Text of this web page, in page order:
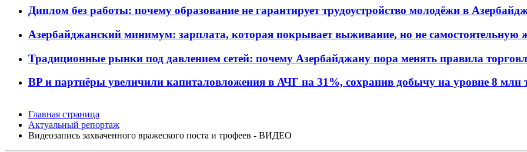
Диплом без работы: почему образование не гарантирует трудоустройство молодёжи в
Азербайджанский минимум: зарплата, которая покрывает выживание, но не самостоятельную
Традиционные рынки под давлением сетей: почему Азербайджану пора менять правила
BP и партнёры увеличили капиталовложения в АЧГ на 31%, сохранив добычу на уровне 8 млн
Главная страница
Актуальный репортаж
Видеозапись захваченного вражеского поста и трофеев - ВИДЕО